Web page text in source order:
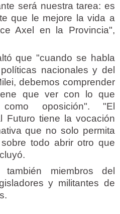
será nuestra tarea: es
que le mejore la vida a
Axel en la Provincia",
que "cuando se habla
nacionales y del
debemos comprender
que ver con lo que
oposición". "El
Futuro tiene la vocación
que no solo permita
todo abrir otro que
también miembros del
y militantes de